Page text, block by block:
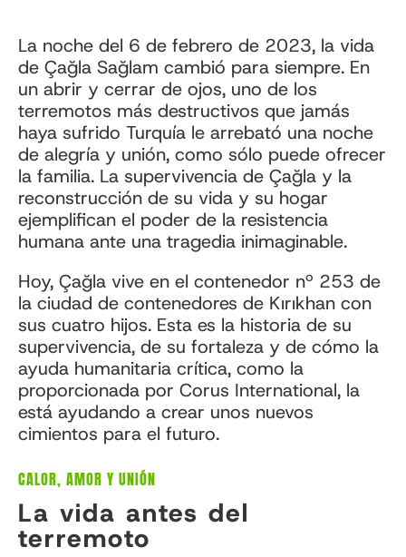
La noche del 6 de febrero de 2023, la vida
de Çağla Sağlam cambió para siempre. En
un abrir y cerrar de ojos, uno de los
terremotos más destructivos que jamás
haya sufrido Turquía le arrebató una noche
de alegría y unión, como sólo puede ofrecer
la familia. La supervivencia de Çağla y la
reconstrucción de su vida y su hogar
ejemplifican el poder de la resistencia
humana ante una tragedia inimaginable.
Hoy, Çağla vive en el contenedor nº 253 de
la ciudad de contenedores de Kırıkhan con
sus cuatro hijos. Esta es la historia de su
supervivencia, de su fortaleza y de cómo la
ayuda humanitaria crítica, como la
proporcionada por Corus International, la
está ayudando a crear unos nuevos
cimientos para el futuro.
CALOR, AMOR Y UNIÓN
La vida antes del
terremoto